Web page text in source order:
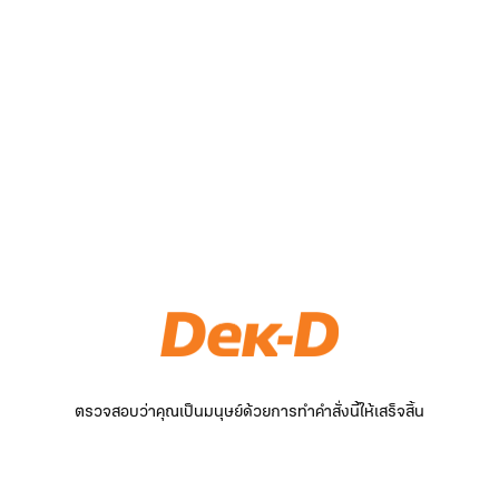
ตรวจสอบว่าคุณเป็นมนุษย์ด้วยการทำคำสั่งนี้ให้เสร็จสิ้น